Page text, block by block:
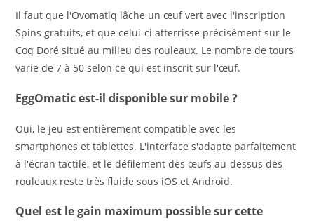
Il faut que l'Ovomatiq lâche un œuf vert avec l'inscription
Spins gratuits, et que celui-ci atterrisse précisément sur le
Coq Doré situé au milieu des rouleaux. Le nombre de tours
varie de 7 à 50 selon ce qui est inscrit sur l'œuf.
EggOmatic est-il disponible sur mobile ?
Oui, le jeu est entièrement compatible avec les
smartphones et tablettes. L'interface s'adapte parfaitement
à l'écran tactile, et le défilement des œufs au-dessus des
rouleaux reste très fluide sous iOS et Android.
Quel est le gain maximum possible sur cette